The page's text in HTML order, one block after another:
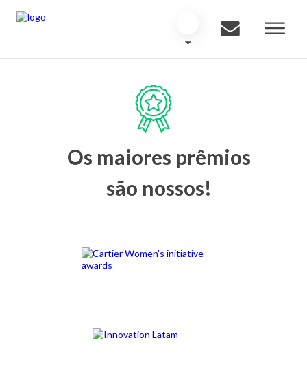
Os maiores prêmios
são nossos!